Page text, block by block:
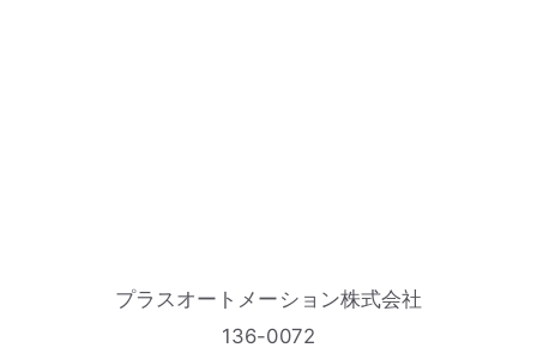
プラスオートメーション株式会社
136-0072